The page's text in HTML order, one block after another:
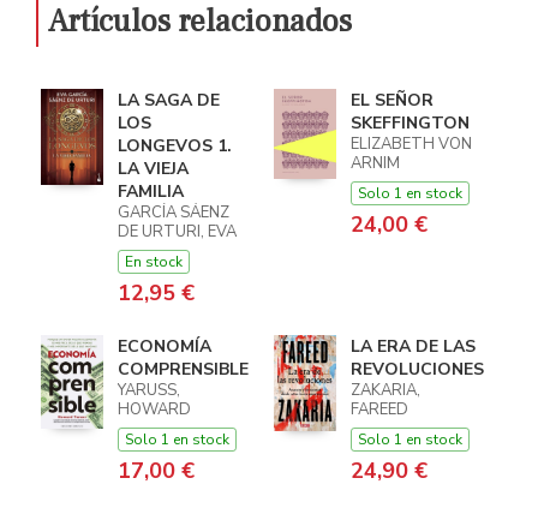
Artículos relacionados
LA SAGA DE
LOS
LONGEVOS 1.
LA VIEJA
FAMILIA
GARCÍA SÁENZ
DE URTURI, EVA
En stock
12,95 €
EL SEÑOR
SKEFFINGTON
ELIZABETH VON
ARNIM
Solo 1 en stock
24,00 €
ECONOMÍA
COMPRENSIBLE
YARUSS,
HOWARD
Solo 1 en stock
17,00 €
LA ERA DE LAS
REVOLUCIONES
ZAKARIA,
FAREED
Solo 1 en stock
24,90 €